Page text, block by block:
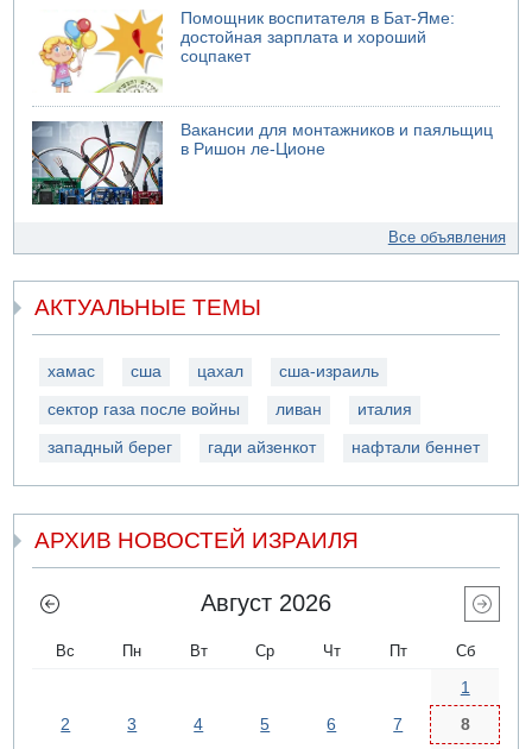
Помощник воспитателя в Бат-Яме:
достойная зарплата и хороший
соцпакет
Вакансии для монтажников и паяльщиц
в Ришон ле-Ционе
Все объявления
АКТУАЛЬНЫЕ ТЕМЫ
хамас сша цахал сша-израиль
сектор газа после войны ливан италия
западный берег гади айзенкот нафтали беннет
АРХИВ НОВОСТЕЙ ИЗРАИЛЯ
Август 2026
Вс Пн Вт Ср Чт Пт Сб
1
2
3 4 5 6 7
8